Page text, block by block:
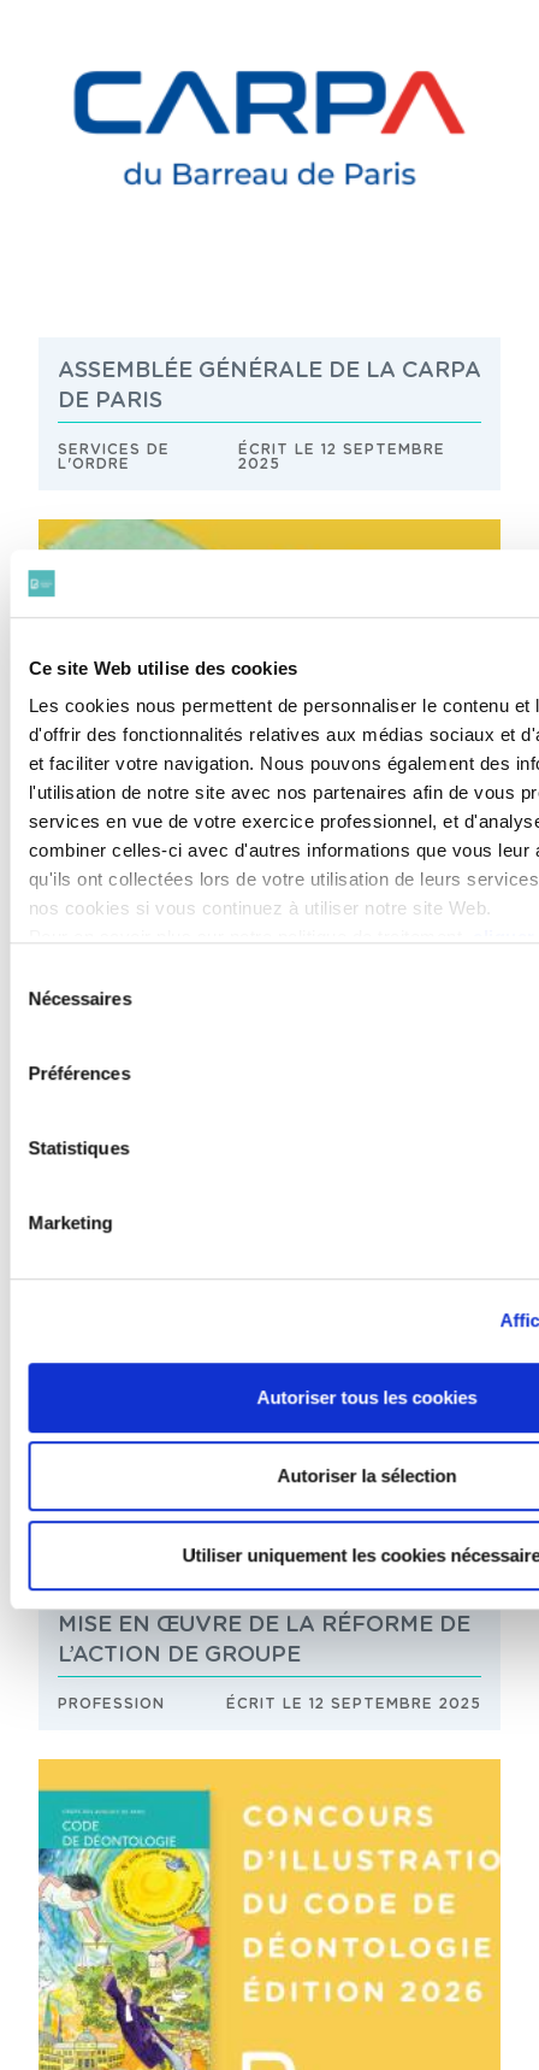
Ce site Web utilise des cookies
Les cookies nous permettent de personnaliser le contenu et
d'offrir des fonctionnalités relatives aux médias sociaux et
et faciliter votre navigation. Nous pouvons également des
l'utilisation de notre site avec nos partenaires afin de vous
services en vue de votre exercice professionnel, et
combiner celles-ci avec d'autres informations que vous leur
qu'ils ont collectées lors de votre utilisation de leurs
nos cookies si vous continuez à utiliser notre site Web.
Nécessaires
Préférences
Statistiques
Marketing
Autoriser tous les cookies
Autoriser la sélection
Utiliser uniquement les cookies
ASSEMBLÉE GÉNÉRALE DE LA CARPA
DE PARIS
SERVICES DE
L'ORDRE
ÉCRIT LE 12 SEPTEMBRE
2025
NOUVEL ESPACE PRO : UNE
MISE EN ŒUVRE DE LA RÉFORME DE
L’ACTION DE GROUPE
PROFESSION ÉCRIT LE 12 SEPTEMBRE 2025